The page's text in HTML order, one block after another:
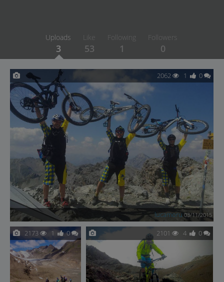
Uploads
3
Like
53
Following
1
Followers
0
2062 1 0
lucamoru 03/11/2015
2173 1 0 2101 4 0